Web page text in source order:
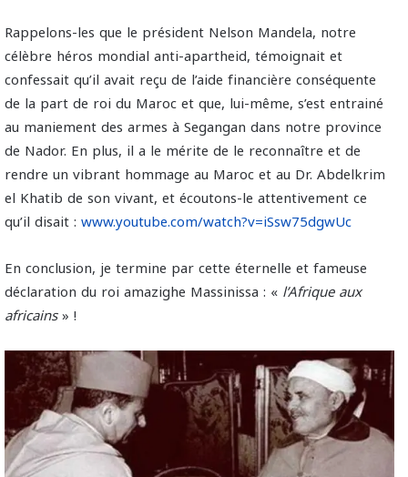
Rappelons-les que le président Nelson Mandela, notre
célèbre héros mondial anti-apartheid, témoignait et
confessait qu’il avait reçu de l’aide financière conséquente
de la part de roi du Maroc et que, lui-même, s’est entrainé
au maniement des armes à Segangan dans notre province
de Nador. En plus, il a le mérite de le reconnaître et de
rendre un vibrant hommage au Maroc et au Dr. Abdelkrim
el Khatib de son vivant, et écoutons-le attentivement ce
qu’il disait : www.youtube.com/watch?v=iSsw75dgwUc
En conclusion, je termine par cette éternelle et fameuse
déclaration du roi amazighe Massinissa : « l’Afrique aux
africains» !